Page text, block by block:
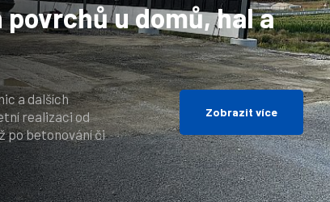
povrchůu domů, hal a
a dalších
realizaci od
po betonování či
Zobrazit více